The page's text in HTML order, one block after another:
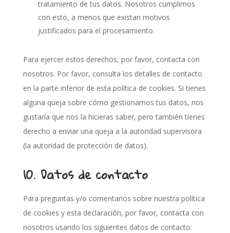
tratamiento de tus datos. Nosotros cumplimos
con esto, a menos que existan motivos
justificados para el procesamiento.
Para ejercer estos derechos, por favor, contacta con
nosotros. Por favor, consulta los detalles de contacto
en la parte inferior de esta política de cookies. Si tienes
alguna queja sobre cómo gestionamos tus datos, nos
gustaría que nos la hicieras saber, pero también tienes
derecho a enviar una queja a la autoridad supervisora
(la autoridad de protección de datos).
10. Datos de contacto
Para preguntas y/o comentarios sobre nuestra política
de cookies y esta declaración, por favor, contacta con
nosotros usando los siguientes datos de contacto: